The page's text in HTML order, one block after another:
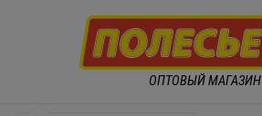
ОПТОВЫЙ МАГАЗИН